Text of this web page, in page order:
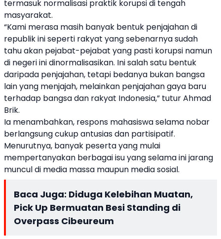
termasuk normalisasi praktik korupsi di tengah
masyarakat.
“Kami merasa masih banyak bentuk penjajahan di
republik ini seperti rakyat yang sebenarnya sudah
tahu akan pejabat-pejabat yang pasti korupsi namun
di negeri ini dinormalisasikan. Ini salah satu bentuk
daripada penjajahan, tetapi bedanya bukan bangsa
lain yang menjajah, melainkan penjajahan gaya baru
terhadap bangsa dan rakyat Indonesia,” tutur Ahmad
Brik.
Ia menambahkan, respons mahasiswa selama nobar
berlangsung cukup antusias dan partisipatif.
Menurutnya, banyak peserta yang mulai
mempertanyakan berbagai isu yang selama ini jarang
muncul di media massa maupun media sosial.
Baca Juga: Diduga Kelebihan Muatan,
Pick Up Bermuatan Besi Standing di
Overpass Cibeureum